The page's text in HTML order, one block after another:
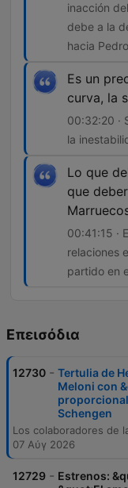
inacción
debe a la
hacia
Es un
curva, la
00:32:20 ·
la
Lo que
que
00:41:15 ·
relaciones
partido en
Επεισόδια
12730 - Tertulia de
Meloni con
Schengen
07 Αύγ 2026
12729 - Estrenos: